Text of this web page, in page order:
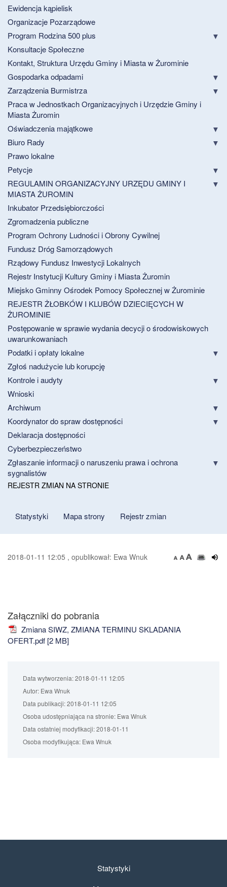
Ewidencja kąpielisk
Organizacje Pozarządowe
Program Rodzina 500 plus
Konsultacje Społeczne
Kontakt, Struktura Urzędu Gminy i Miasta w Żurominie
Gospodarka odpadami
Zarządzenia Burmistrza
Praca w Jednostkach Organizacyjnych i Urzędzie Gminy i
Miasta Żuromin
Oświadczenia majątkowe
Biuro Rady
Prawo lokalne
Petycje
REGULAMIN ORGANIZACYJNY URZĘDU GMINY I
MIASTA ŻUROMIN
Inkubator Przedsiębiorczości
Zgromadzenia publiczne
Program Ochrony Ludności i Obrony Cywilnej
Fundusz Dróg Samorządowych
Rządowy Fundusz Inwestycji Lokalnych
Rejestr Instytucji Kultury Gminy i Miasta Żuromin
Miejsko Gminny Ośrodek Pomocy Społecznej w Żurominie
REJESTR ŻŁOBKÓW I KLUBÓW DZIECIĘCYCH W
ŻUROMINIE
Postępowanie w sprawie wydania decycji o środowiskowych
uwarunkowaniach
Podatki i opłaty lokalne
Zgłoś nadużycie lub korupcję
Kontrole i audyty
Wnioski
Archiwum
Koordynator do spraw dostępności
Deklaracja dostępności
Cyberbezpieczeństwo
Zgłaszanie informacji o naruszeniu prawa i ochrona
sygnalistów
REJESTR ZMIAN NA STRONIE
Statystyki Mapa strony Rejestr zmian
2018-01-11 12:05 , opublikował: Ewa Wnuk
Załączniki do pobrania
Zmiana SIWZ, ZMIANA TERMINU SKLADANIA
OFERT.pdf [2 MB]
Data wytworzenia:2018-01-11 12:05
Autor: Ewa Wnuk
Data publikacji:2018-01-11 12:05
Osoba udostępniająca na stronie: Ewa Wnuk
Data ostatniej modyfikacji:2018-01-11
Osoba modyfikująca: Ewa Wnuk
Statystyki